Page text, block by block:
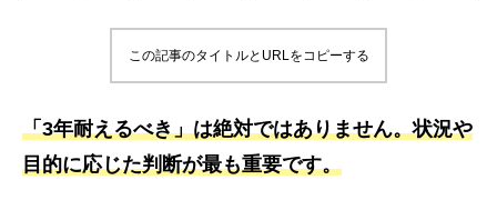
この記事のタイトルとURLをコピーする
「3年耐えるべき」は絶対ではありません。状況や
目的に応じた判断が最も重要です。